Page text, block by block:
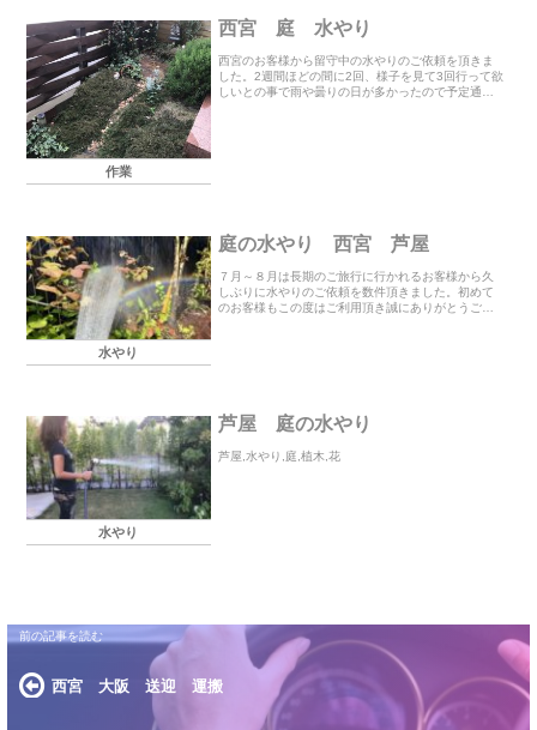
作業
西宮 庭 水やり
西宮のお客様から留守中の水やりのご依頼を頂きま
した。2週間ほどの間に2回、様子を見て3回行って欲
しいとの事で雨や曇りの日が多かったので予定通り2
水やり
庭の水やり 西宮 芦屋
７月～８月は長期のご旅行に行かれるお客様から久
しぶりに水やりのご依頼を数件頂きました。初めて
のお客様もこの度はご利用頂き誠にありがとうござ
水やり
芦屋 庭の水やり
芦屋,水やり,庭,植木,花
西宮 大阪 送迎 運搬